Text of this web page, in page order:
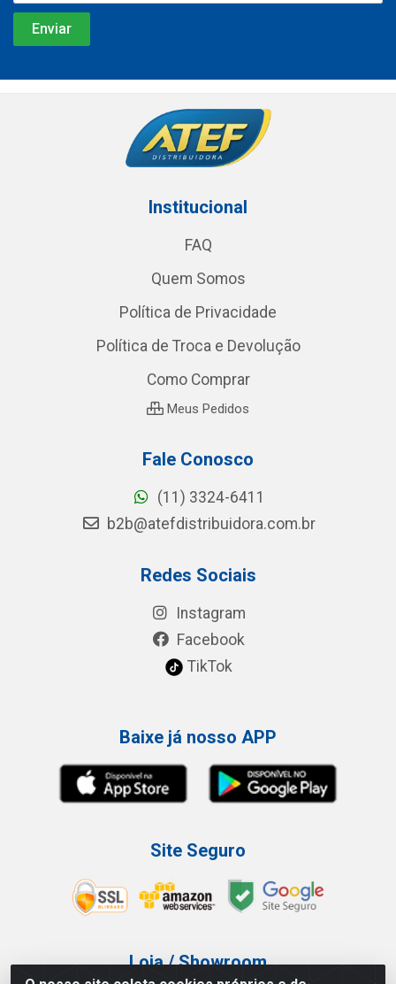
Institucional
FAQ
Quem Somos
Política de Privacidade
Política de Troca e Devolução
Como Comprar
Meus Pedidos
Fale Conosco
(11) 3324-6411
b2b@atefdistribuidora.com.br
Redes Sociais
Instagram
Facebook
TikTok
Baixe já nosso APP
Site Seguro
Loja / Showroom